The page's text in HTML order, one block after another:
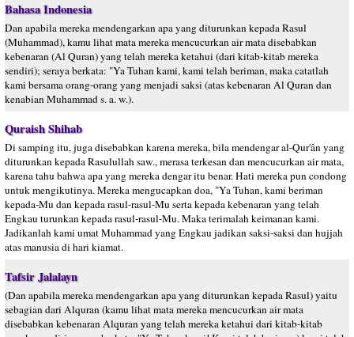
Bahasa Indonesia
Dan apabila mereka mendengarkan apa yang diturunkan kepada Rasul
(Muhammad), kamu lihat mata mereka mencucurkan air mata disebabkan
kebenaran (Al Quran) yang telah mereka ketahui (dari kitab-kitab mereka
sendiri); seraya berkata: "Ya Tuhan kami, kami telah beriman, maka catatlah
kami bersama orang-orang yang menjadi saksi (atas kebenaran Al Quran dan
kenabian Muhammad s. a. w.).
Quraish Shihab
Di samping itu, juga disebabkan karena mereka, bila mendengar al-Qur'ân yang
diturunkan kepada Rasulullah saw., merasa terkesan dan mencucurkan air mata,
karena tahu bahwa apa yang mereka dengar itu benar. Hati mereka pun condong
untuk mengikutinya. Mereka mengucapkan doa, "Ya Tuhan, kami beriman
kepada-Mu dan kepada rasul-rasul-Mu serta kepada kebenaran yang telah
Engkau turunkan kepada rasul-rasul-Mu. Maka terimalah keimanan kami.
Jadikanlah kami umat Muhammad yang Engkau jadikan saksi-saksi dan hujjah
atas manusia di hari kiamat.
Tafsir Jalalayn
(Dan apabila mereka mendengarkan apa yang diturunkan kepada Rasul) yaitu
sebagian dari Alquran (kamu lihat mata mereka mencucurkan air mata
disebabkan kebenaran Alquran yang telah mereka ketahui dari kitab-kitab